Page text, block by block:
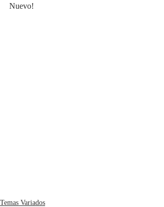
Nuevo!
Temas Variados